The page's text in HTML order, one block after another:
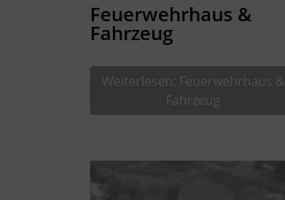
Feuerwehrhaus &
Fahrzeug
Weiterlesen: Feuerwehrhaus &
Fahrzeug